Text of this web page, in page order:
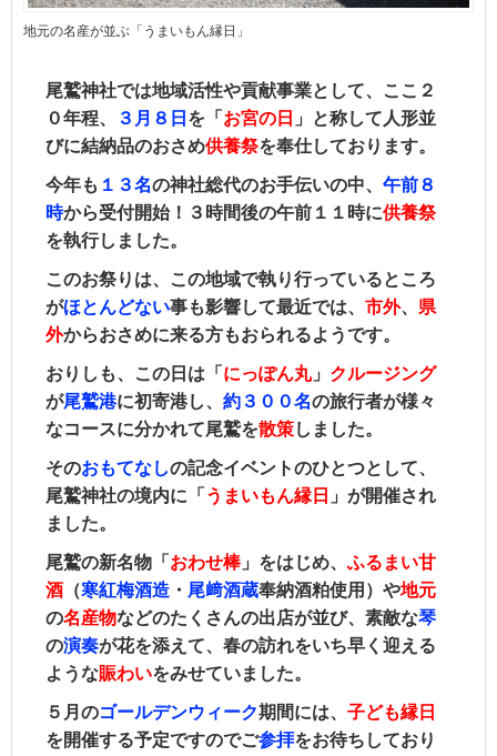
地元の名産が並ぶ「うまいもん縁日」
尾鷲神社では地域活性や貢献事業として、ここ２
０年程、
３月８日 を「 お宮の日 」と称して人形並
びに結納品のおさめ供養祭を奉仕しております。
今年も １３名の神社総代のお手伝いの中、 午前８
時から受付開始！３時間後の午前１１時に供養祭
を執行しました。
このお祭りは、この地域で執り行っているところ
がほとんどない事も影響して最近では、 市外、 県
外からおさめに来る方もおられるようです。
おりしも、この日は「 にっぽん丸」 クルージング
が尾鷲港に初寄港し、 約 ３００名の旅行者が様々
なコースに分かれて尾鷲を散策しました。
そのおもてなしの記念イベントのひとつとして、
尾鷲神社の境内に「 うまいもん縁日 」が開催され
ました。
尾鷲の新名物「 おわせ棒」をはじめ、 ふるまい甘
酒 （寒紅梅酒造 ・ 尾﨑酒蔵奉納酒粕使用）や地元
の名産物などのたくさんの出店が並び、素敵な琴
の演奏が花を添えて、春の訪れをいち早く迎える
ような賑わいをみせていました。
５月のゴールデンウィーク期間には、 子ども縁日
を開催する予定ですのでご参拝をお待ちしており